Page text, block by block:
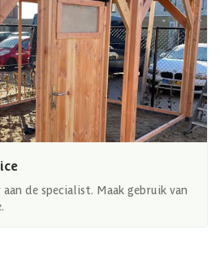
de specialist. Maak gebruik van